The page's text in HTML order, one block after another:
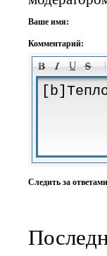
Ваше имя:
Комментарий:
-
-
-
-
-
-
Следить за